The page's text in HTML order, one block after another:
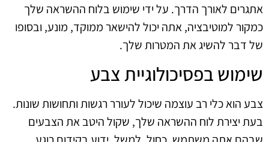
אתגרים לאורך הדרך. על ידי שימוש בלוח ההשראה שלך
כמקור למוטיבציה, אתה יכול להישאר ממוקד, מונע, ובסופו
של דבר להשיג את המטרות שלך.
שימוש בפסיכולוגיית צבע
צבע הוא כלי רב עוצמה שיכול לעורר רגשות ותחושות שונות.
בעת יצירת לוח ההשראה שלך, שקול היטב את הצבעים